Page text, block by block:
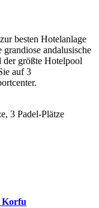
besten Hotelanlage
andalusische
größte Hotelpool
auf 3
3 Padel-Plätze
Korfu